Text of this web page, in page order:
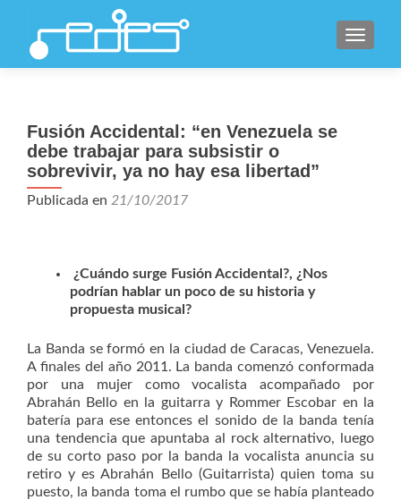
Fusión Accidental: “en Venezuela se
debe trabajar para subsistir o
sobrevivir, ya no hay esa libertad”
Publicada en 21/10/2017
¿Cuándo surge Fusión Accidental?, ¿Nos
podrían hablar un poco de su historia y
propuesta musical?
La Banda se formó en la ciudad de Caracas, Venezuela.
A finales del año 2011. La banda comenzó conformada
por una mujer como vocalista acompañado por
Abrahán Bello en la guitarra y Rommer Escobar en la
batería para ese entonces el sonido de la banda tenía
una tendencia que apuntaba al rock alternativo, luego
de su corto paso por la banda la vocalista anuncia su
retiro y es Abrahán Bello (Guitarrista) quien toma su
puesto, la banda toma el rumbo que se había planteado